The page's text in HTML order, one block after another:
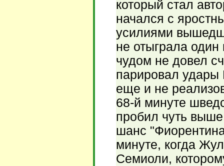
который стал
начался с
усилиями
не отыграла
чудом не довел
парировал удары
еще и не
68-й минуте
пробил чуть
шанс
минуте, когда
Семиоли,